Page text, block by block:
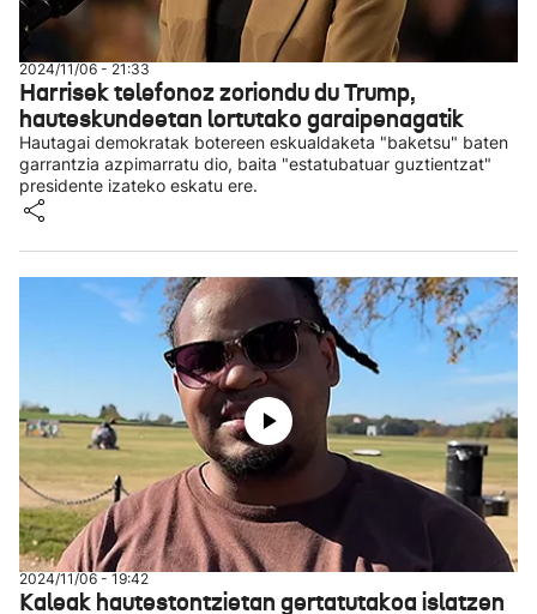
2024/11/06 - 21:33
Harrisek telefonoz zoriondu du Trump,
hauteskundeetan lortutako garaipenagatik
Hautagai demokratak botereen eskualdaketa "baketsu" baten
garrantzia azpimarratu dio, baita "estatubatuar guztientzat"
presidente izateko eskatu ere.
2024/11/06 - 19:42
Kaleak hautestontzietan gertatutakoa islatzen